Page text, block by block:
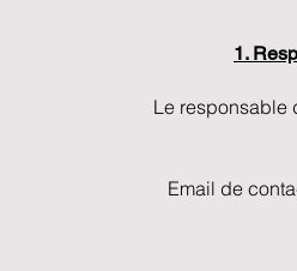
1.
Le responsable
Email de